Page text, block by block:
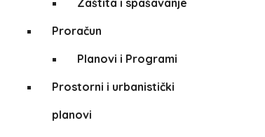
Zaštita i spašavanje
Proračun
Planovi i Programi
Prostorni i urbanistički
planovi